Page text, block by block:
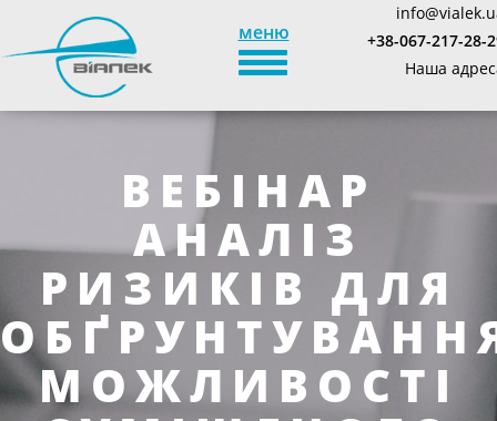
меню
TOGGLE_NAVIGATION
+38-067-217-28-
Наша
ВЕБІНАР
АНАЛІЗ
РИЗИКІВ ДЛЯ
МОЖЛИВОСТІ